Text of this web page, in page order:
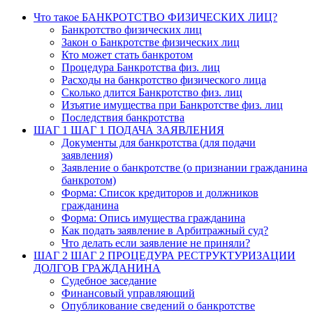
Что такое БАНКРОТСТВО ФИЗИЧЕСКИХ ЛИЦ?
Банкротство физических лиц
Закон о Банкротстве физических лиц
Кто может стать банкротом
Процедура Банкротства физ. лиц
Расходы на банкротство физического лица
Сколько длится Банкротство физ. лиц
Изъятие имущества при Банкротстве физ. лиц
Последствия банкротства
ШАГ 1 ШАГ 1 ПОДАЧА ЗАЯВЛЕНИЯ
Документы для банкротства (для подачи
заявления)
Заявление о банкротстве (о признании гражданина
банкротом)
Форма: Список кредиторов и должников
гражданина
Форма: Опись имущества гражданина
Как подать заявление в Арбитражный суд?
Что делать если заявление не приняли?
ШАГ 2 ШАГ 2 ПРОЦЕДУРА РЕСТРУКТУРИЗАЦИИ
ДОЛГОВ ГРАЖДАНИНА
Судебное заседание
Финансовый управляющий
Опубликование сведений о банкротстве